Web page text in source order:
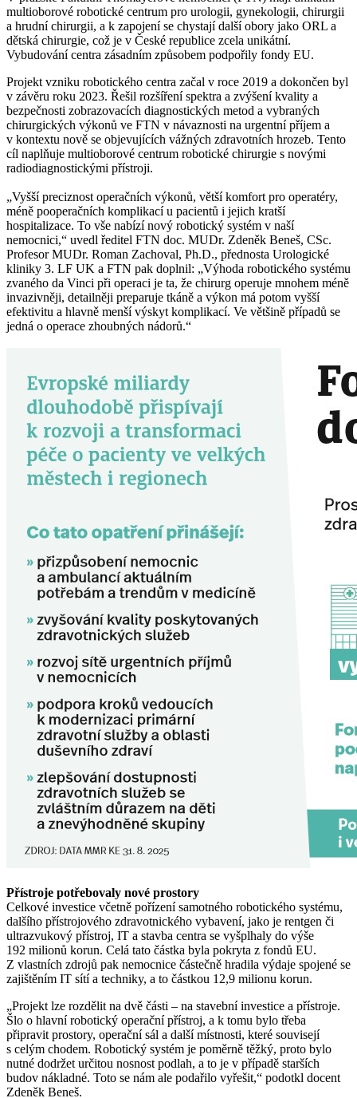
multioborové robotické centrum pro urologii, gynekologii, chirurgii
a hrudní chirurgii, a k zapojení se chystají další obory jako ORL a
dětská chirurgie, což je v České republice zcela unikátní.
Vybudování centra zásadním způsobem podpořily fondy EU.
Projekt vzniku robotického centra začal v roce 2019 a dokončen byl
v závěru roku 2023. Řešil rozšíření spektra a zvýšení kvality a
bezpečnosti zobrazovacích diagnostických metod a vybraných
chirurgických výkonů ve FTN v návaznosti na urgentní příjem a
v kontextu nově se objevujících vážných zdravotních hrozeb. Tento
cíl naplňuje multioborové centrum robotické chirurgie s novými
radiodiagnostickými přístroji.
„Vyšší preciznost operačních výkonů, větší komfort pro operatéry,
méně pooperačních komplikací u pacientů i jejich kratší
hospitalizace. To vše nabízí nový robotický systém v naší
nemocnici,“ uvedl ředitel FTN doc. MUDr. Zdeněk Beneš, CSc.
Profesor MUDr. Roman Zachoval, Ph.D., přednosta Urologické
kliniky 3. LF UK a FTN pak doplnil: „Výhoda robotického systému
zvaného da Vinci při operaci je ta, že chirurg operuje mnohem méně
invazivněji, detailněji preparuje tkáně a výkon má potom vyšší
efektivitu a hlavně menší výskyt komplikací. Ve většině případů se
jedná o operace zhoubných nádorů.“
Přístroje potřebovaly nové prostory
Celkové investice včetně pořízení samotného robotického systému,
dalšího přístrojového zdravotnického vybavení, jako je rentgen či
ultrazvukový přístroj, IT a stavba centra se vyšplhaly do výše
192 milionů korun. Celá tato částka byla pokryta z fondů EU.
Z vlastních zdrojů pak nemocnice částečně hradila výdaje spojené se
zajištěním IT sítí a techniky, a to částkou 12,9 milionu korun.
„Projekt lze rozdělit na dvě části – na stavební investice a přístroje.
Šlo o hlavní robotický operační přístroj, a k tomu bylo třeba
připravit prostory, operační sál a další místnosti, které souvisejí
s celým chodem. Robotický systém je poměrně těžký, proto bylo
nutné dodržet určitou nosnost podlah, a to je v případě starších
budov nákladné. Toto se nám ale podařilo vyřešit,“ podotkl docent
Zdeněk Beneš.